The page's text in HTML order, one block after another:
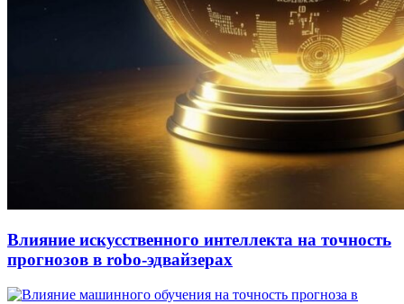
Влияние искусственного интеллекта на точность
прогнозов в robo-эдвайзерах